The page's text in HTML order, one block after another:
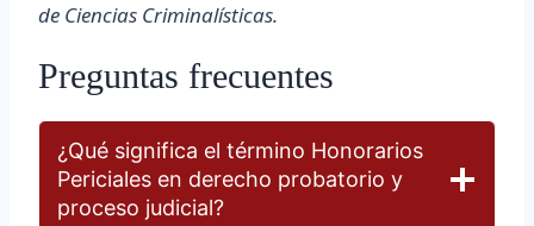
de Ciencias Criminalísticas.
Preguntas frecuentes
¿Qué significa el término Honorarios
Periciales en derecho probatorio y
proceso judicial?